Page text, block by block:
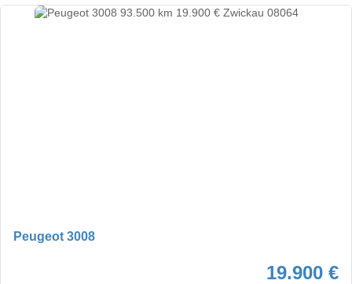
Peugeot 3008
19.900 €